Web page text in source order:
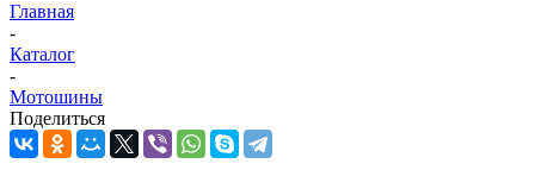
Главная
-
Каталог
-
Мотошины
Поделиться